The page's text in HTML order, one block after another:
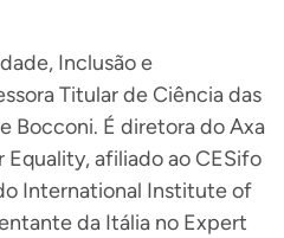
Inclusão e
Titular de Ciência das
Bocconi. É diretora do Axa
Equality, afiliado ao CESifo
International Institute of
da Itália no Expert